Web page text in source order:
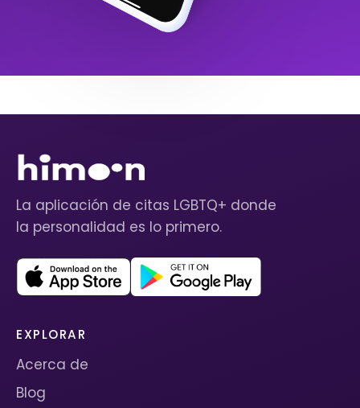
La aplicación de citas LGBTQ+ donde
la personalidad es lo primero.
EXPLORAR
Acerca de
Blog